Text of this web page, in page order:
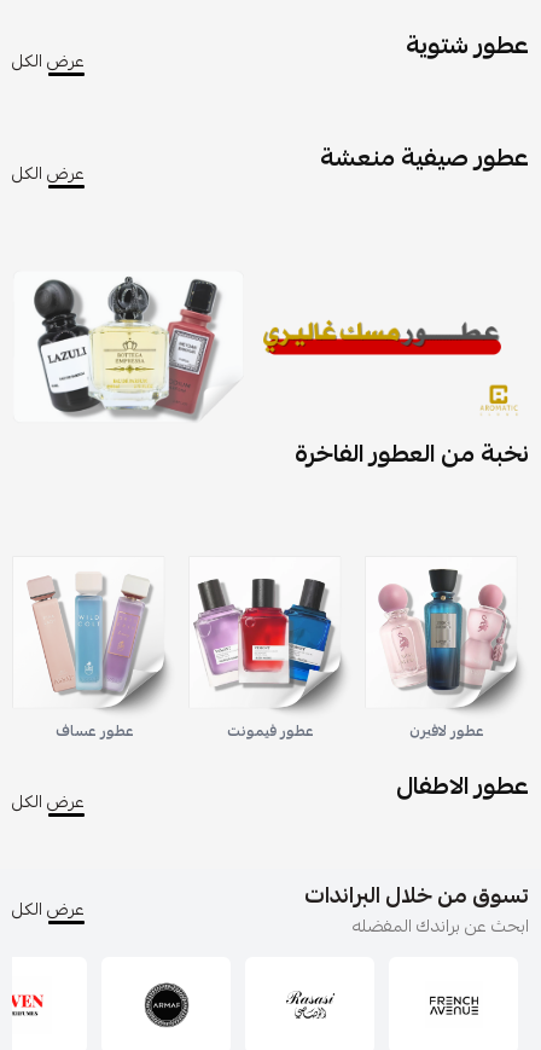
عطور شتوية عرض الكل
عطور صيفية منعشة عرض الكل
نخبة من العطور الفاخرة
عطور لافيرن عطور فيمونت عطور عساف
عطور الاطفال عرض الكل
تسوق من خلال البراندات
ابحث عن براندك المفضله
عرض الكل